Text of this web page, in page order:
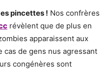
pincettes ! Nos confrères
révèlent que de plus en
apparaissent aux
cas de gens nus agressant
congénères sont